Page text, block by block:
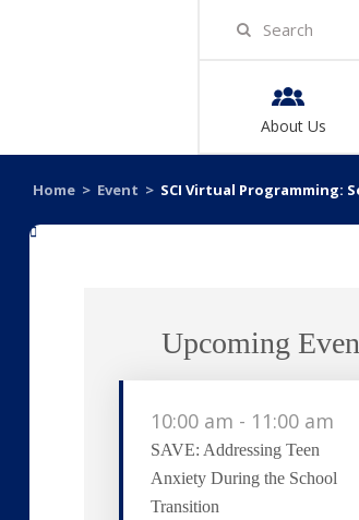
About Us
Home > Event > SCI Virtual Programming:
Upcoming
10:00 am - 11:00 am
SAVE: Addressing Teen
Anxiety During the School
Transition